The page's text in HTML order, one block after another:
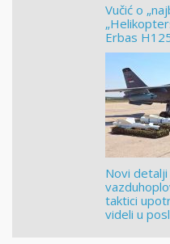
Vučić o
Erbas
Novi
taktici
videli u